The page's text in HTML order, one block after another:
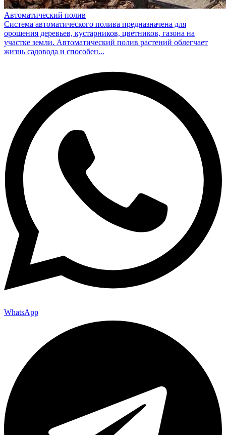
Автоматический полив
Система автоматического полива предназначена для
орошения деревьев, кустарников, цветников, газона на
участке земли. Автоматический полив растений облегчает
жизнь садовода и способен...
WhatsApp